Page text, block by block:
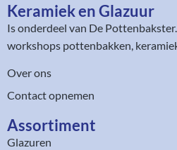
Keramiek en Glazuur​
Is onderdeel van De Pottenbakster
workshops pottenbakken,
Over ons
Contact opnemen
Assortiment​
Glazuren